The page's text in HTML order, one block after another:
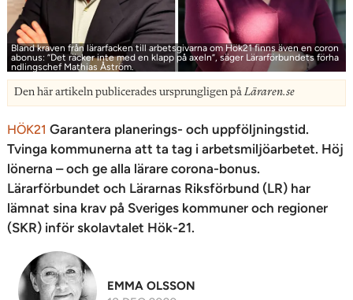
Bland kraven från lärarfacken till arbetsgivarna om Hök21 finns även en coron
abonus: ”Det räcker inte med en klapp på axeln”, säger Lärarförbundets förha
ndlingschef Mathias Åström.
Den här artikeln publicerades ursprungligen påLäraren.se
HÖK21 Garantera planerings- och uppföljningstid.
Tvinga kommunerna att ta tag i arbetsmiljöarbetet. Höj
lönerna – och ge alla lärare corona-bonus.
Lärarförbundet och Lärarnas Riksförbund (LR) har
lämnat sina krav på Sveriges kommuner och regioner
(SKR) inför skolavtalet Hök-21.
EMMA OLSSON